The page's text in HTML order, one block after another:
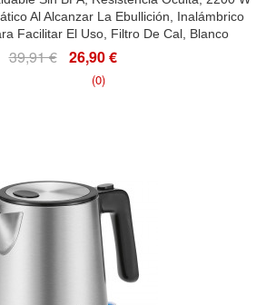
Al Alcanzar La Ebullición, Inalámbrico
Facilitar El Uso, Filtro De Cal, Blanco
39,91 € 26,90 €
(0)